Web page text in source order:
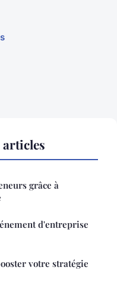
grâce à
d'entreprise
votre stratégie